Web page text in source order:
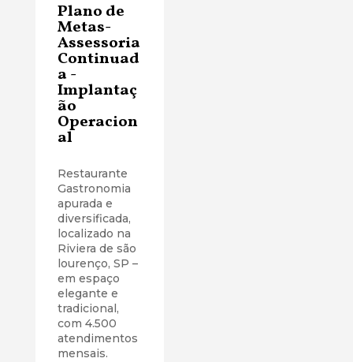
Plano de
Metas-
Assessoria
Continuad
a -
Implantaç
ão
Operacion
al
Restaurante
Gastronomia
apurada e
diversificada,
localizado na
Riviera de são
lourenço, SP –
em espaço
elegante e
tradicional,
com 4.500
atendimentos
mensais.